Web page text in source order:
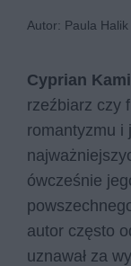
Autor: Paula Halik
Cyprian
rzeźbiarz czy
romantyzmu i
ówcześnie
autor często
uznawał za